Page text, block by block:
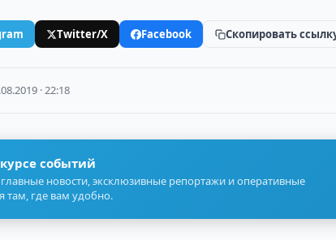
Twitter/X Facebook Скопировать
· 22:18
событий
новости, эксклюзивные репортажи и оперативные
там, где вам удобно.